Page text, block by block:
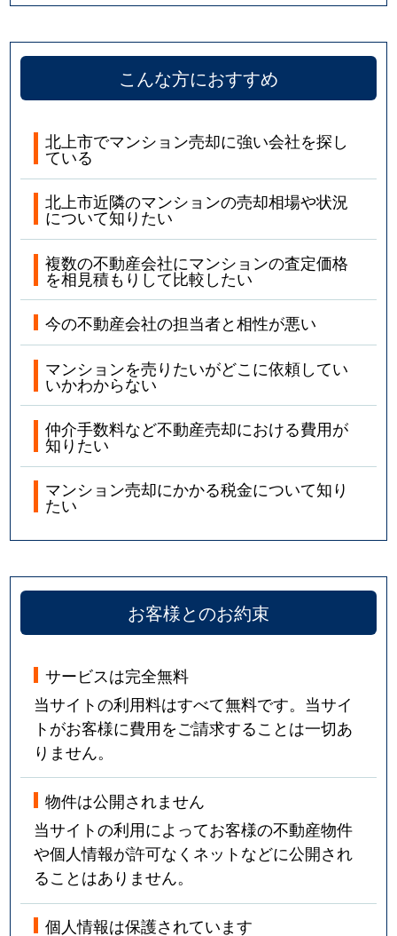
こんな方におすすめ
北上市でマンション売却に強い会社を探し
ている
北上市近隣のマンションの売却相場や状況
について知りたい
複数の不動産会社にマンションの査定価格
を相見積もりして比較したい
今の不動産会社の担当者と相性が悪い
マンションを売りたいがどこに依頼してい
いかわからない
仲介手数料など不動産売却における費用が
知りたい
マンション売却にかかる税金について知り
たい
お客様とのお約束
サービスは完全無料
当サイトの利用料はすべて無料です。当サイ
トがお客様に費用をご請求することは一切あ
りません。
物件は公開されません
当サイトの利用によってお客様の不動産物件
や個人情報が許可なくネットなどに公開され
ることはありません。
個人情報は保護されています